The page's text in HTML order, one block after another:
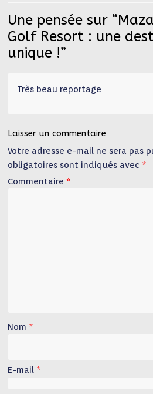
Une pensée sur “
Golf Resort : une
unique !”
Très beau reportage
Laisser un commentaire
Votre adresse e-mail ne sera pas
obligatoires sont indiqués avec *
Commentaire *
Nom *
E-mail *